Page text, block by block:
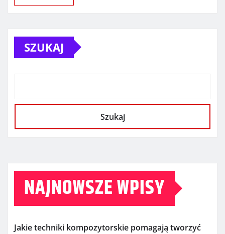
SZUKAJ
Szukaj
NAJNOWSZE WPISY
Jakie techniki kompozytorskie pomagają tworzyć